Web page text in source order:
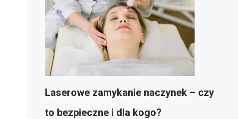
Laserowe zamykanie naczynek – czy
to bezpieczne i dla kogo?